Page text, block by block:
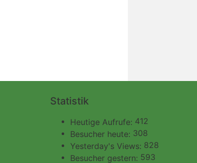
Statistik
Heutige Aufrufe: 412
Besucher heute: 308
Yesterday's Views: 828
Besucher gestern: 593